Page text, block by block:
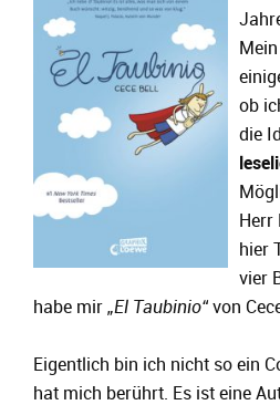
ob
die
Herr
hier
vier
habe mir „El Taubinio“ von
Eigentlich bin ich nicht so ein
hat mich berührt. Es ist eine